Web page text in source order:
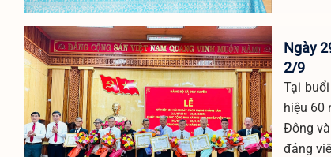
Ngày
2/9
Tại
hiệu 60
Đông
đảng